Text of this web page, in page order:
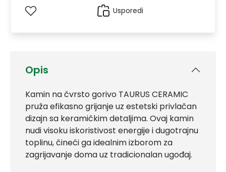
Opis
Kamin na čvrsto gorivo TAURUS CERAMIC
pruža efikasno grijanje uz estetski privlačan
dizajn sa keramičkim detaljima. Ovaj kamin
nudi visoku iskoristivost energije i dugotrajnu
toplinu, čineći ga idealnim izborom za
zagrijavanje doma uz tradicionalan ugođaj.
Usporedi